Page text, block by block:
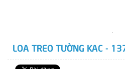
LOA TREO TƯỜNG KAC -